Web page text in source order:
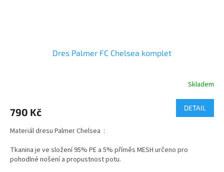
Dres Palmer FC Chelsea komplet
je
z
hvězdiček.
Skladem
790 Kč DETAIL
Materiál dresu Palmer Chelsea :
Tkanina je ve složení 95% PE a 5% příměs MESH určeno pro
pohodlné nošení a propustnost potu.